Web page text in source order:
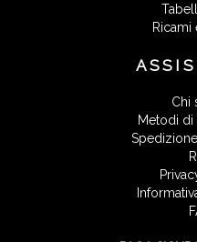
Ricami
Chi
Metodi di